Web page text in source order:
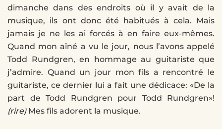
dimanche dans des endroits où il y avait de la
musique, ils ont donc été habitués à cela. Mais
jamais je ne les ai forcés à en faire eux-mêmes.
Quand mon aîné a vu le jour, nous l’avons appelé
Todd Rundgren, en hommage au guitariste que
j’admire. Quand un jour mon fils a rencontré le
guitariste, ce dernier lui a fait une dédicace: «De la
part de Todd Rundgren pour Todd Rundgren»!
(rire) Mes fils adorent la musique.